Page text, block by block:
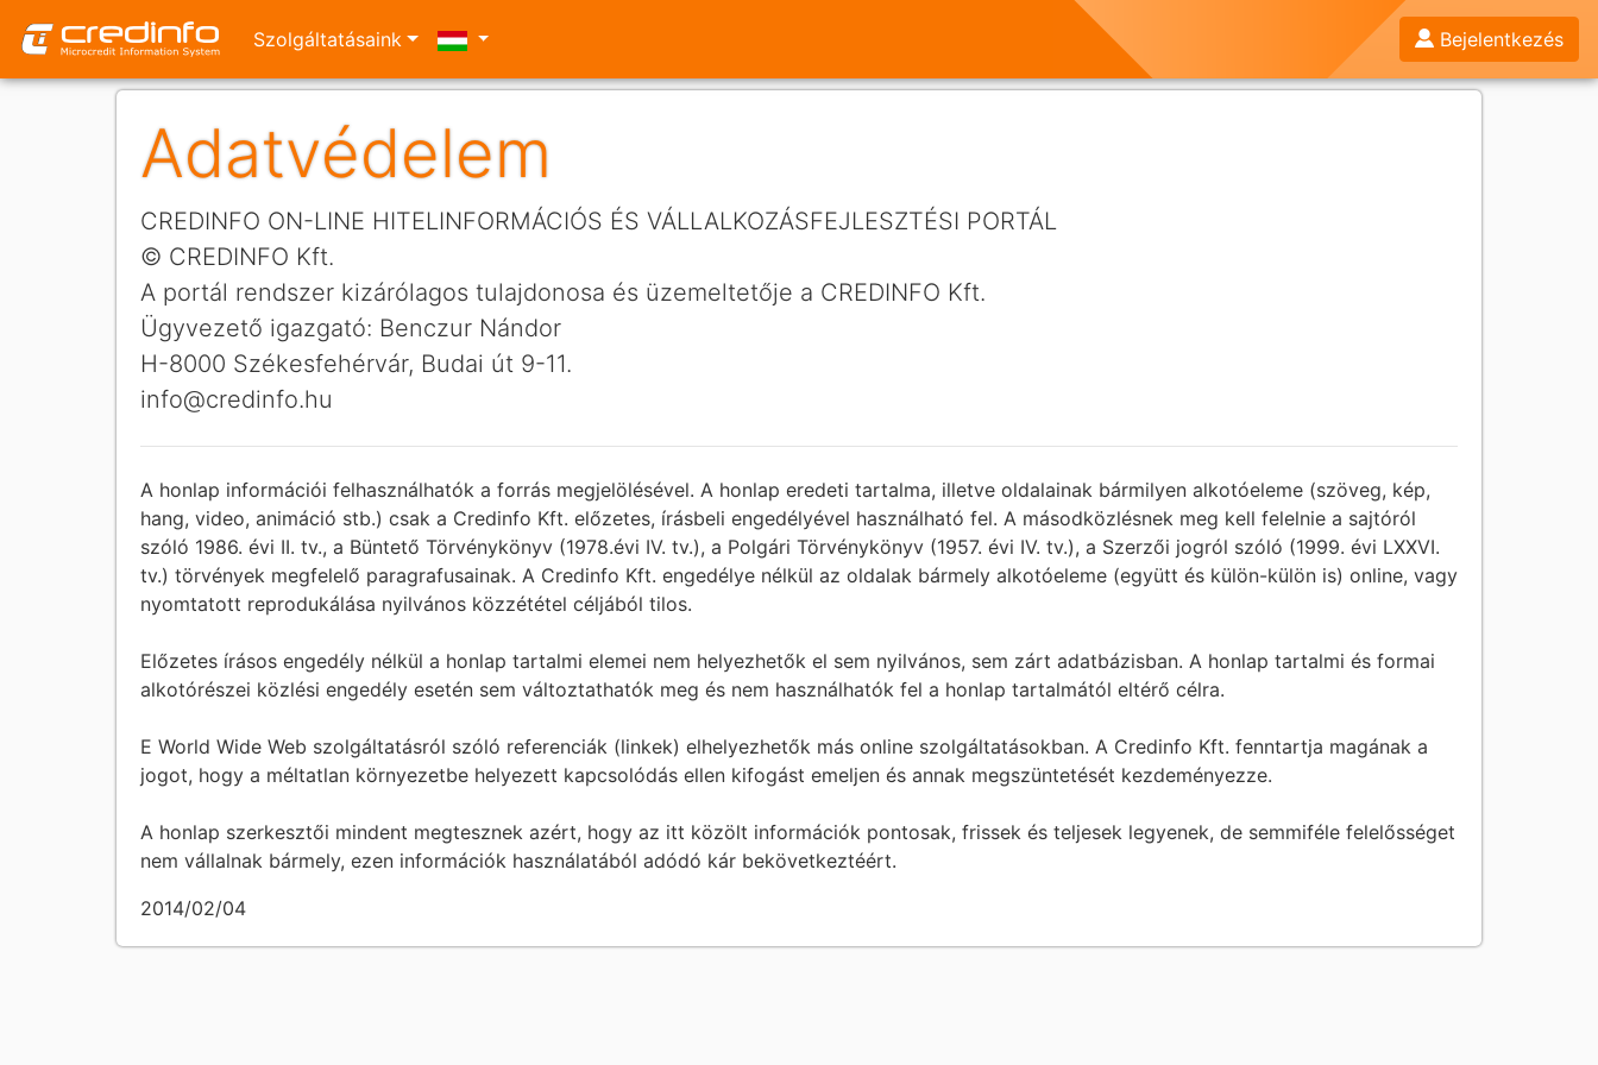
Szolgáltatásaink Bejelentkezés
Adatvédelem
CREDINFO ON-LINE HITELINFORMÁCIÓS ÉS VÁLLALKOZÁSFEJLESZTÉSI PORTÁL
© CREDINFO Kft.
A portál rendszer kizárólagos tulajdonosa és üzemeltetője a CREDINFO Kft.
Ügyvezető igazgató: Benczur Nándor
H-8000 Székesfehérvár, Budai út 9-11.
info@credinfo.hu
A honlap információi felhasználhatók a forrás megjelölésével. A honlap eredeti tartalma, illetve oldalainak bármilyen alkotóeleme (szöveg, kép,
hang, video, animáció stb.) csak a Credinfo Kft. előzetes, írásbeli engedélyével használható fel. A másodközlésnek meg kell felelnie a sajtóról
szóló 1986. évi II. tv., a Büntető Törvénykönyv (1978.évi IV. tv.), a Polgári Törvénykönyv (1957. évi IV. tv.), a Szerzői jogról szóló (1999. évi LXXVI.
tv.) törvények megfelelő paragrafusainak. A Credinfo Kft. engedélye nélkül az oldalak bármely alkotóeleme (együtt és külön-külön is) online, vagy
nyomtatott reprodukálása nyilvános közzététel céljából tilos.
Előzetes írásos engedély nélkül a honlap tartalmi elemei nem helyezhetők el sem nyilvános, sem zárt adatbázisban. A honlap tartalmi és formai
alkotórészei közlési engedély esetén sem változtathatók meg és nem használhatók fel a honlap tartalmától eltérő célra.
E World Wide Web szolgáltatásról szóló referenciák (linkek) elhelyezhetők más online szolgáltatásokban. A Credinfo Kft. fenntartja magának a
jogot, hogy a méltatlan környezetbe helyezett kapcsolódás ellen kifogást emeljen és annak megszüntetését kezdeményezze.
A honlap szerkesztői mindent megtesznek azért, hogy az itt közölt információk pontosak, frissek és teljesek legyenek, de semmiféle felelősséget
nem vállalnak bármely, ezen információk használatából adódó kár bekövetkeztéért.
2014/02/04